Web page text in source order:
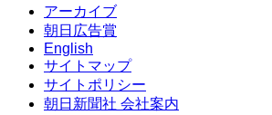
アーカイブ
朝日広告賞
English
サイトマップ
サイトポリシー
朝日新聞社 会社案内